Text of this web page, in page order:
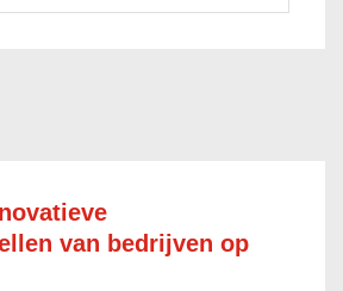
van bedrijven op